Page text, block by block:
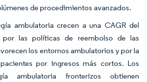
de procedimientos avanzados.
ambulatoria crecen a una CAGR del
por las políticas de reembolso de las
los entornos ambulatorios y por la
por ingresos más cortos. Los
ambulatoria fronterizos obtienen